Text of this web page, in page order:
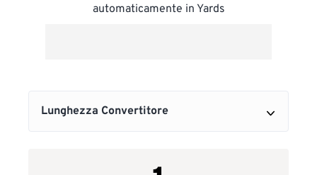
automaticamente in Yards